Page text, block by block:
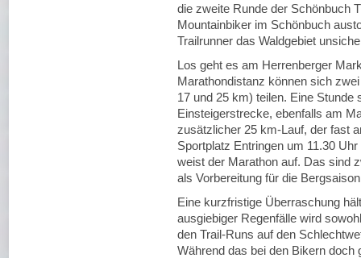
die zweite Runde der Schönbuch
Mountainbiker im Schönbuch
Trailrunner das Waldgebiet
Los geht es am Herrenberger
Marathondistanz können sich
17 und 25 km) teilen. Eine Stunde
Einsteigerstrecke, ebenfalls am
zusätzlicher 25 km-Lauf, der fast
Sportplatz Entringen um 11.30
weist der Marathon auf. Das sind
als Vorbereitung für die
Eine kurzfristige Überraschung
ausgiebiger Regenfälle wird
den Trail-Runs auf den
Während das bei den Bikern doch